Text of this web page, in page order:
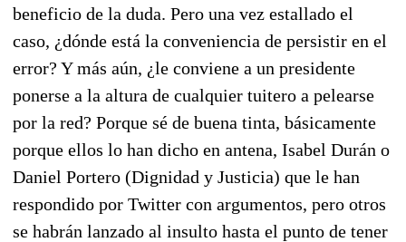
beneficio de la duda. Pero una vez estallado el
caso, ¿dónde está la conveniencia de persistir en el
error? Y más aún, ¿le conviene a un presidente
ponerse a la altura de cualquier tuitero a pelearse
por la red? Porque sé de buena tinta, básicamente
porque ellos lo han dicho en antena, Isabel Durán o
Daniel Portero (Dignidad y Justicia) que le han
respondido por Twitter con argumentos, pero otros
se habrán lanzado al insulto hasta el punto de tener